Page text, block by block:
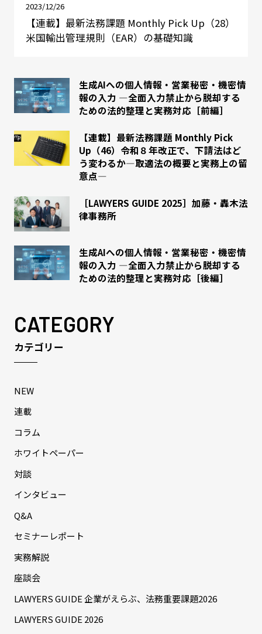
2023/12/26
【連載】最新法務課題 Monthly Pick Up（28）
米国輸出管理規則（EAR）の基礎知識
生成AIへの個人情報・営業秘密・機密情
報の入力 ―全面入力禁止から脱却する
ための法的整理と実務対応［前編］
【連載】最新法務課題 Monthly Pick
Up（46）令和８年改正で、下請法はど
う変わるか―取適法の概要と実務上の留
意点―
［LAWYERS GUIDE 2025］加藤・轟木法
律事務所
生成AIへの個人情報・営業秘密・機密情
報の入力 ―全面入力禁止から脱却する
ための法的整理と実務対応［後編］
CATEGORY
カテゴリー
NEW
連載
コラム
ホワイトペーパー
対談
インタビュー
Q&A
セミナーレポート
実務解説
座談会
LAWYERS GUIDE 企業がえらぶ、法務重要課題2026
LAWYERS GUIDE 2026